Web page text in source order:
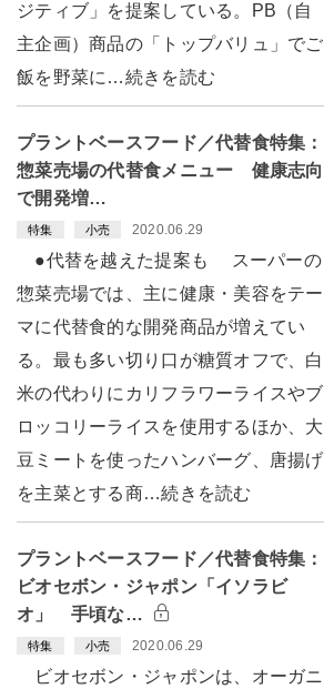
ジティブ」を提案している。PB（自
主企画）商品の「トップバリュ」でご
飯を野菜に…続きを読む
プラントベースフード／代替食特集：
惣菜売場の代替食メニュー 健康志向
で開発増…
特集 小売 2020.06.29
●代替を越えた提案も スーパーの
惣菜売場では、主に健康・美容をテー
マに代替食的な開発商品が増えてい
る。最も多い切り口が糖質オフで、白
米の代わりにカリフラワーライスやブ
ロッコリーライスを使用するほか、大
豆ミートを使ったハンバーグ、唐揚げ
を主菜とする商…続きを読む
プラントベースフード／代替食特集：
ビオセボン・ジャポン「イソラビ
オ」 手頃な…
特集 小売 2020.06.29
ビオセボン・ジャポンは、オーガニ